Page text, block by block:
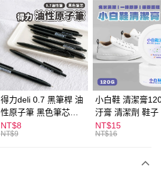
得力deli 0.7 黑筆桿 油
性原子筆 黑色筆芯
S304
NT$8
NT$9
小白鞋 清潔膏
汙膏 清潔劑 鞋子
漬 白皮鞋 鞋油
NT$15
NT$16